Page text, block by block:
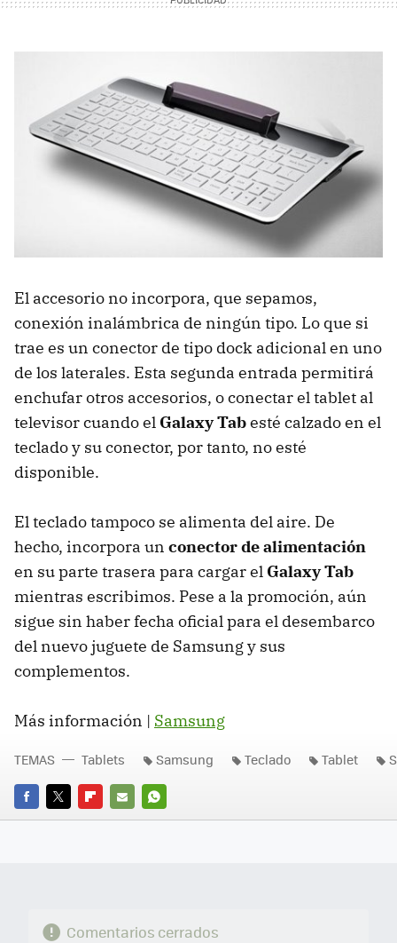
El accesorio no incorpora, que sepamos,
conexión inalámbrica de ningún tipo. Lo que si
trae es un conector de tipo dock adicional en uno
de los laterales. Esta segunda entrada permitirá
enchufar otros accesorios, o conectar el tablet al
televisor cuando el Galaxy Tabesté calzado en el
teclado y su conector, por tanto, no esté
disponible.
El teclado tampoco se alimenta del aire. De
hecho, incorpora un conector de alimentación
en su parte trasera para cargar el Galaxy Tab
mientras escribimos. Pese a la promoción, aún
sigue sin haber fecha oficial para el desembarco
del nuevo juguete de Samsung y sus
complementos.
Más información | Samsung
FACEBOOK
TWITTERFLIPBOARD
E-
WHATSAPP
TEMAS Tablets Samsung Teclado Tablet
Comentarios cerrados